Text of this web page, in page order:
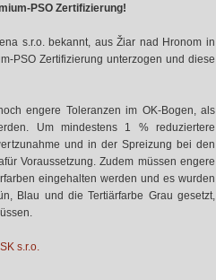
PSO Zertifizierung!
s.r.o. bekannt, aus Žiar nad Hronom in
PSO Zertifizierung unterzogen und diese
engere Toleranzen im OK-Bogen, als
Um mindestens 1 % reduziertere
und in der Spreizung bei den
Voraussetzung. Zudem müssen engere
eingehalten werden und es wurden
Blau und die Tertiärfarbe Grau gesetzt,
s.r.o.